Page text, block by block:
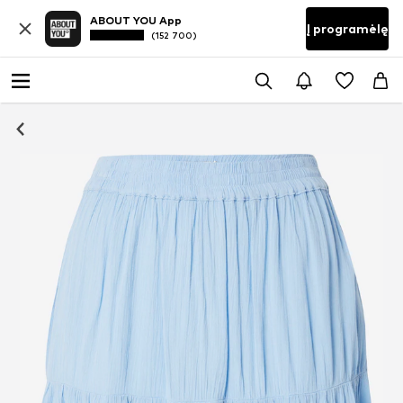
ABOUT YOU App
(152 700) Į programėlę